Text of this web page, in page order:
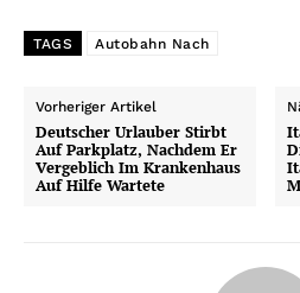
TAGS Autobahn Nach
Vorheriger Artikel
Deutscher Urlauber Stirbt
Auf Parkplatz, Nachdem Er
Vergeblich Im Krankenhaus
Auf Hilfe Wartete